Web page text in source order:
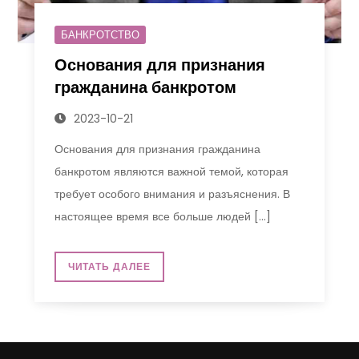
БАНКРОТСТВО
Основания для признания
гражданина банкротом
2023-10-21
Основания для признания гражданина
банкротом являются важной темой, которая
требует особого внимания и разъяснения. В
настоящее время все больше людей […]
ЧИТАТЬ ДАЛЕЕ